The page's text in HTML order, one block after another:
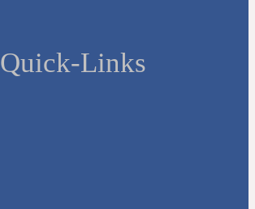
Quick-Links